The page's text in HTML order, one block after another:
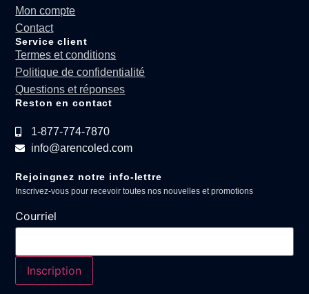
Mon compte
Contact
Service client
Termes et conditions
Politique de confidentialité
Questions et réponses
Reston en contact
1-877-774-7870
info@arencoled.com
Rejoingnez notre info-lettre
Inscrivez-vous pour recevoir toutes nos nouvelles et promotions
Courriel